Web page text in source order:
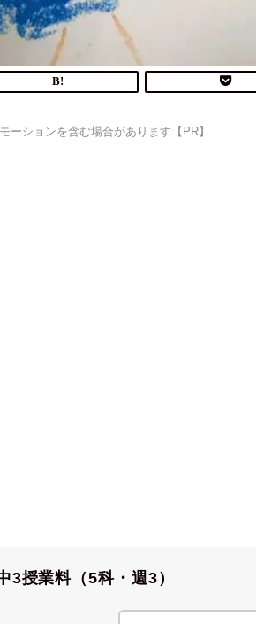
ーションを含む場合があります【PR】
授業料（5科・週3）